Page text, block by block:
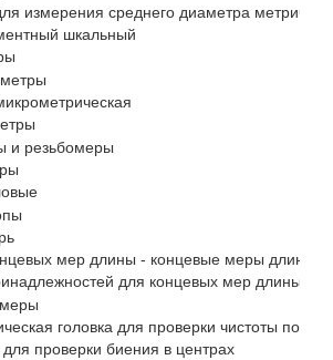
измерения среднего диаметра
шкальный
и резьбомеры
мер длины - концевые меры длинны
для концевых мер длины
головка для проверки чистоты
проверки биения в центрах